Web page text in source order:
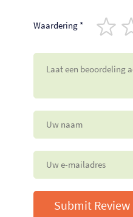
Waardering *
Submit Review